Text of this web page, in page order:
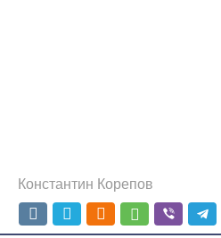
Константин Корепов